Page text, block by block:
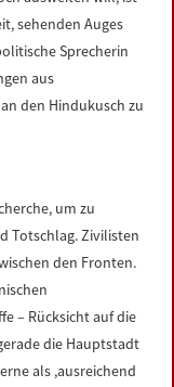
sehenden Auges
Sprecherin
aus
den Hindukusch zu
um zu
Totschlag. Zivilisten
den Fronten.
– Rücksicht auf die
die Hauptstadt
als ,ausreichend